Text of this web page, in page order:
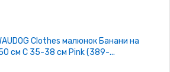
Clothes малюнок Банани на
см С 35-38 см Pink (389-...